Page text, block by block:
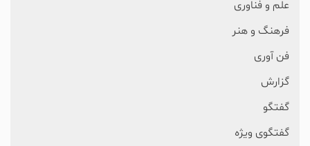
علم و فناوری
فرهنگ و هنر
فن آوری
گزارش
گفتگو
گفتگوی ویژه